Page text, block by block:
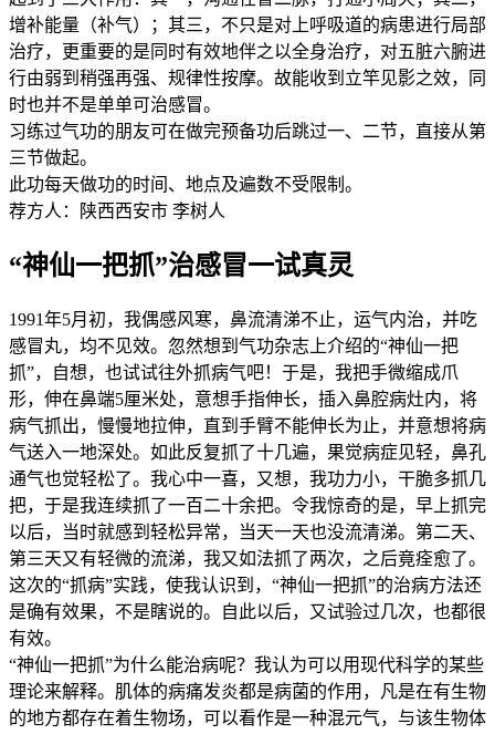
增补能量（补气）；其三，不只是对上呼吸道的病患进行局部
治疗，更重要的是同时有效地伴之以全身治疗，对五脏六腑进
行由弱到稍强再强、规律性按摩。故能收到立竿见影之效，同
时也并不是单单可治感冒。
习练过气功的朋友可在做完预备功后跳过一、二节，直接从第
三节做起。
此功每天做功的时间、地点及遍数不受限制。
荐方人：陕西西安市 李树人
“神仙一把抓”治感冒一试真灵
1991年5月初，我偶感风寒，鼻流清涕不止，运气内治，并吃
感冒丸，均不见效。忽然想到气功杂志上介绍的“神仙一把
抓”，自想，也试试往外抓病气吧！于是，我把手微缩成爪
形，伸在鼻端5厘米处，意想手指伸长，插入鼻腔病灶内，将
病气抓出，慢慢地拉伸，直到手臂不能伸长为止，并意想将病
气送入一地深处。如此反复抓了十几遍，果觉病症见轻，鼻孔
通气也觉轻松了。我心中一喜，又想，我功力小，干脆多抓几
把，于是我连续抓了一百二十余把。令我惊奇的是，早上抓完
以后，当时就感到轻松异常，当天一天也没流清涕。第二天、
第三天又有轻微的流涕，我又如法抓了两次，之后竟痊愈了。
这次的“抓病”实践，使我认识到，“神仙一把抓”的治病方法还
是确有效果，不是瞎说的。自此以后，又试验过几次，也都很
有效。
“神仙一把抓”为什么能治病呢？我认为可以用现代科学的某些
理论来解释。肌体的病痛发炎都是病菌的作用，凡是在有生物
的地方都存在着生物场，可以看作是一种混元气，与该生物体